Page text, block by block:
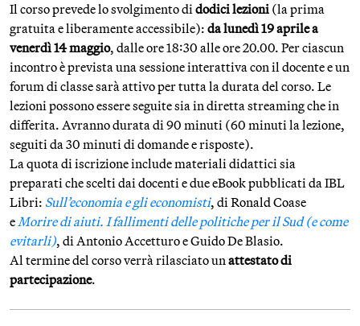
Il corso prevede lo svolgimento didodici lezioni (la prima
gratuita e liberamente accessibile): da lunedì 19 aprile a
venerdì 14 maggio, dalle ore 18:30 alle ore 20.00. Per ciascun
incontro è prevista una sessione interattiva con il docente e un
forum di classe sarà attivo per tutta la durata del corso. Le
lezioni possono essere seguite sia in diretta streaming che in
differita. Avranno durata di 90 minuti (60 minuti la lezione,
seguiti da 30 minuti di domande e risposte).
La quota di iscrizione include materiali didattici sia
preparati che scelti dai docenti e due eBook pubblicati da IBL
Libri: Sull’economia e gli economisti, di Ronald Coase
eMorire di aiuti. I fallimenti delle politiche per il Sud (e come
evitarli), di Antonio Accetturo e Guido De Blasio.
Al termine del corso verrà rilasciato unattestato di
partecipazione.